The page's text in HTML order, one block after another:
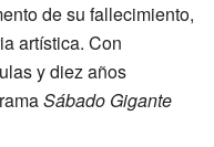
de su fallecimiento,
artística. Con
y diez años
Sábado Gigante